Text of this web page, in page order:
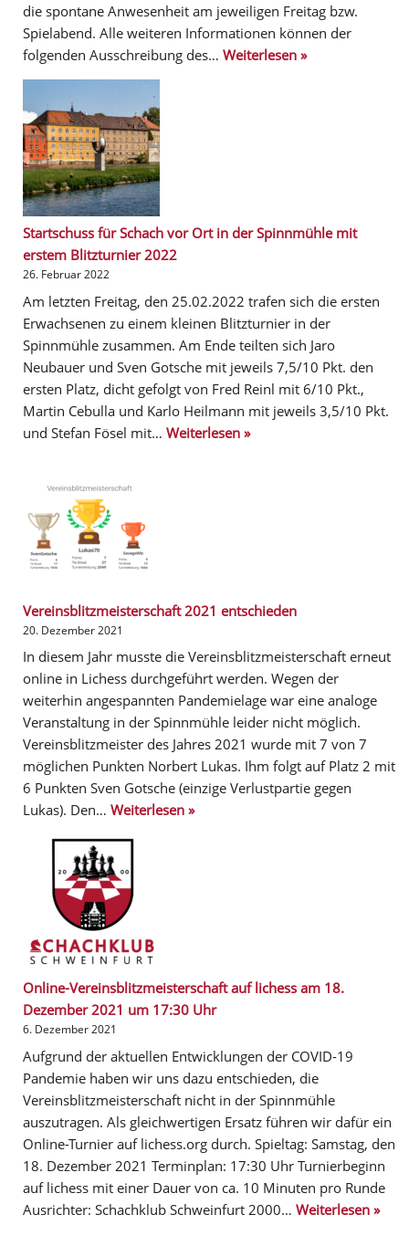
die spontane Anwesenheit am jeweiligen Freitag bzw.
Spielabend. Alle weiteren Informationen können der
folgenden Ausschreibung des… Weiterlesen »
Startschuss für Schach vor Ort in der Spinnmühle mit
erstem Blitzturnier 2022
26. Februar 2022
Am letzten Freitag, den 25.02.2022 trafen sich die ersten
Erwachsenen zu einem kleinen Blitzturnier in der
Spinnmühle zusammen. Am Ende teilten sich Jaro
Neubauer und Sven Gotsche mit jeweils 7,5/10 Pkt. den
ersten Platz, dicht gefolgt von Fred Reinl mit 6/10 Pkt.,
Martin Cebulla und Karlo Heilmann mit jeweils 3,5/10 Pkt.
und Stefan Fösel mit… Weiterlesen »
Vereinsblitzmeisterschaft 2021 entschieden
20. Dezember 2021
In diesem Jahr musste die Vereinsblitzmeisterschaft erneut
online in Lichess durchgeführt werden. Wegen der
weiterhin angespannten Pandemielage war eine analoge
Veranstaltung in der Spinnmühle leider nicht möglich.
Vereinsblitzmeister des Jahres 2021 wurde mit 7 von 7
möglichen Punkten Norbert Lukas. Ihm folgt auf Platz 2 mit
6 Punkten Sven Gotsche (einzige Verlustpartie gegen
Lukas). Den… Weiterlesen »
Online-Vereinsblitzmeisterschaft auf lichess am 18.
Dezember 2021 um 17:30 Uhr
6. Dezember 2021
Aufgrund der aktuellen Entwicklungen der COVID-19
Pandemie haben wir uns dazu entschieden, die
Vereinsblitzmeisterschaft nicht in der Spinnmühle
auszutragen. Als gleichwertigen Ersatz führen wir dafür ein
Online-Turnier auf lichess.org durch. Spieltag: Samstag, den
18. Dezember 2021 Terminplan: 17:30 Uhr Turnierbeginn
auf lichess mit einer Dauer von ca. 10 Minuten pro Runde
Ausrichter: Schachklub Schweinfurt 2000… Weiterlesen »